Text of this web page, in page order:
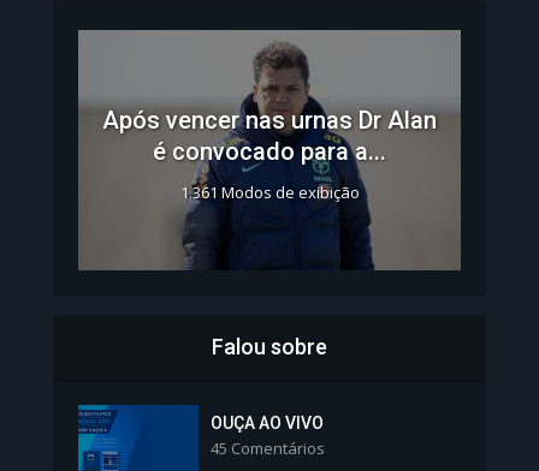
Após vencer nas urnas Dr Alan
é convocado para a...
1.361 Modos de exibição
Colégios da Polícia...
Falou sobre
OUÇA AO VIVO
45 Comentários